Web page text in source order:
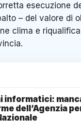
esecuzione
– del valore di
clima e
informatici:
dell’Agenzia